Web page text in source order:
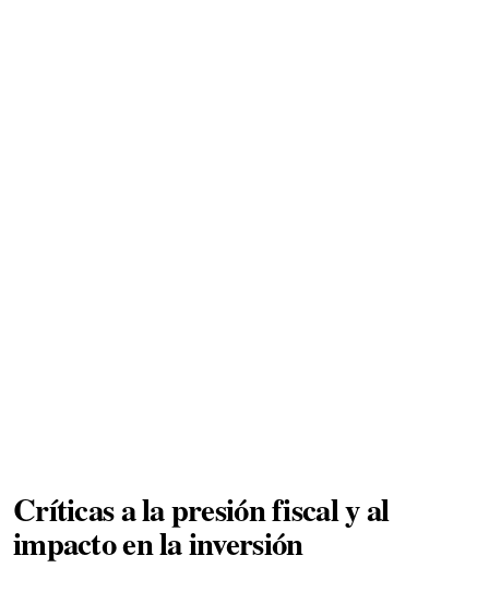
Críticas a la presión fiscal y al
impacto en la inversión